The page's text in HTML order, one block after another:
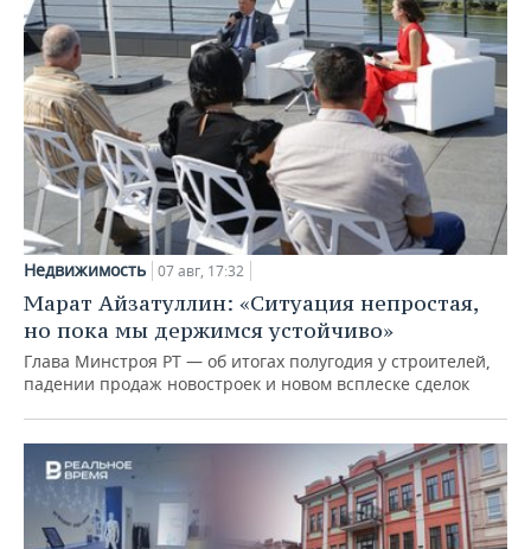
Недвижимость 07 авг, 17:32
Марат Айзатуллин: «Ситуация непростая,
но пока мы держимся устойчиво»
Глава Минстроя РТ — об итогах полугодия у строителей,
падении продаж новостроек и новом всплеске сделок